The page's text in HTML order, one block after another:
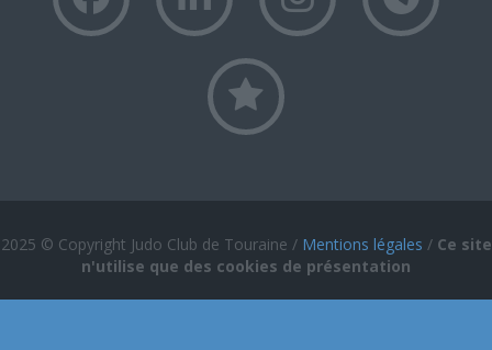
2025 © Copyright Judo Club de Touraine / Mentions légales / Ce site
n'utilise que des cookies de présentation